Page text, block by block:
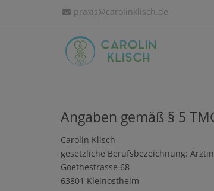
praxis@carolinklisch.de
Angaben gemäß § 5
Carolin Klisch
gesetzliche Berufsbezeichnung: Ärztin
Goethestrasse 68
63801 Kleinostheim